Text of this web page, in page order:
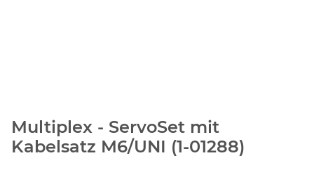
Multiplex - ServoSet mit
Kabelsatz M6/UNI (1-01288)